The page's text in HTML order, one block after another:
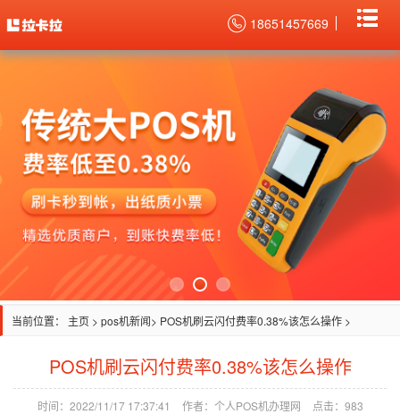
18651457669
当前位置： 主页 > pos机新闻> POS机刷云闪付费率0.38%该怎么操作 >
POS机刷云闪付费率0.38%该怎么操作
时间：2022/11/17 17:37:41 作者：个人POS机办理网 点击： 983